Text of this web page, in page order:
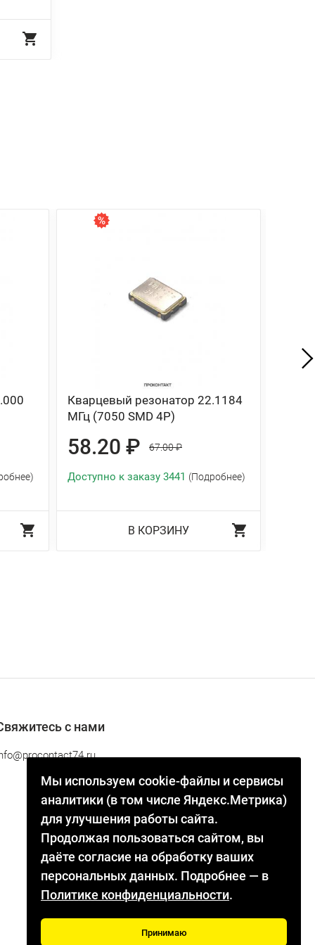
Кварцевый резонатор 22.1184
МГц (7050 SMD 4P)
58.20 ₽ 67.00 ₽
Доступно к заказу 3441 (Подробнее)
В КОРЗИНУ
Мы используем cookie-файлы и сервисы
аналитики (в том числе Яндекс.Метрика)
для улучшения работы сайта.
Продолжая пользоваться сайтом, вы
даёте согласие на обработку ваших
персональных данных. Подробнее — в
Политике конфиденциальности.
Принимаю
с нами